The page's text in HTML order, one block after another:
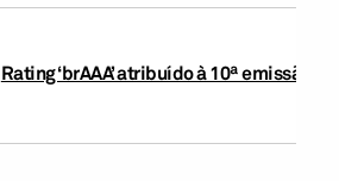
Rating ‘brAAA’ atribuído à 10ª emissão